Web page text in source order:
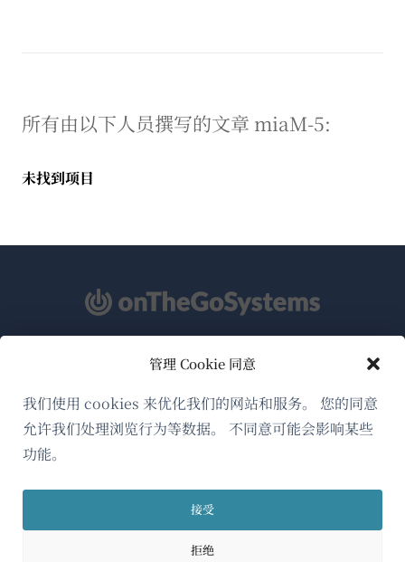
管理 Cookie 同意
我们使用 cookies 来优化我们的网站和服务。 您的同意
允许我们处理浏览行为等数据。 不同意可能会影响某些
功能。
接受
拒绝
所有由以下人员撰写的文章 miaM-5:
未找到项目
简体中文
关于WPML
GDPR与隐私政策
加入我们的团队（在
中
新
口
新
窗
口
中
新
口